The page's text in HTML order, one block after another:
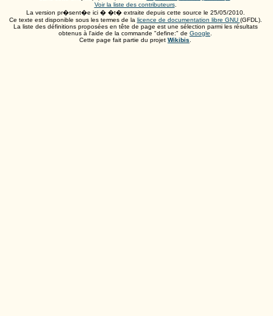
Voir la liste des contributeurs.
La version pr�sent�e ici � �t� extraite depuis cette source le 25/05/2010.
Ce texte est disponible sous les termes de la licence de documentation libre GNU (GFDL).
La liste des définitions proposées en tête de page est une sélection parmi les résultats
obtenus à l'aide de la commande "define:" de Google
Cette page fait partie du projet Wikibis